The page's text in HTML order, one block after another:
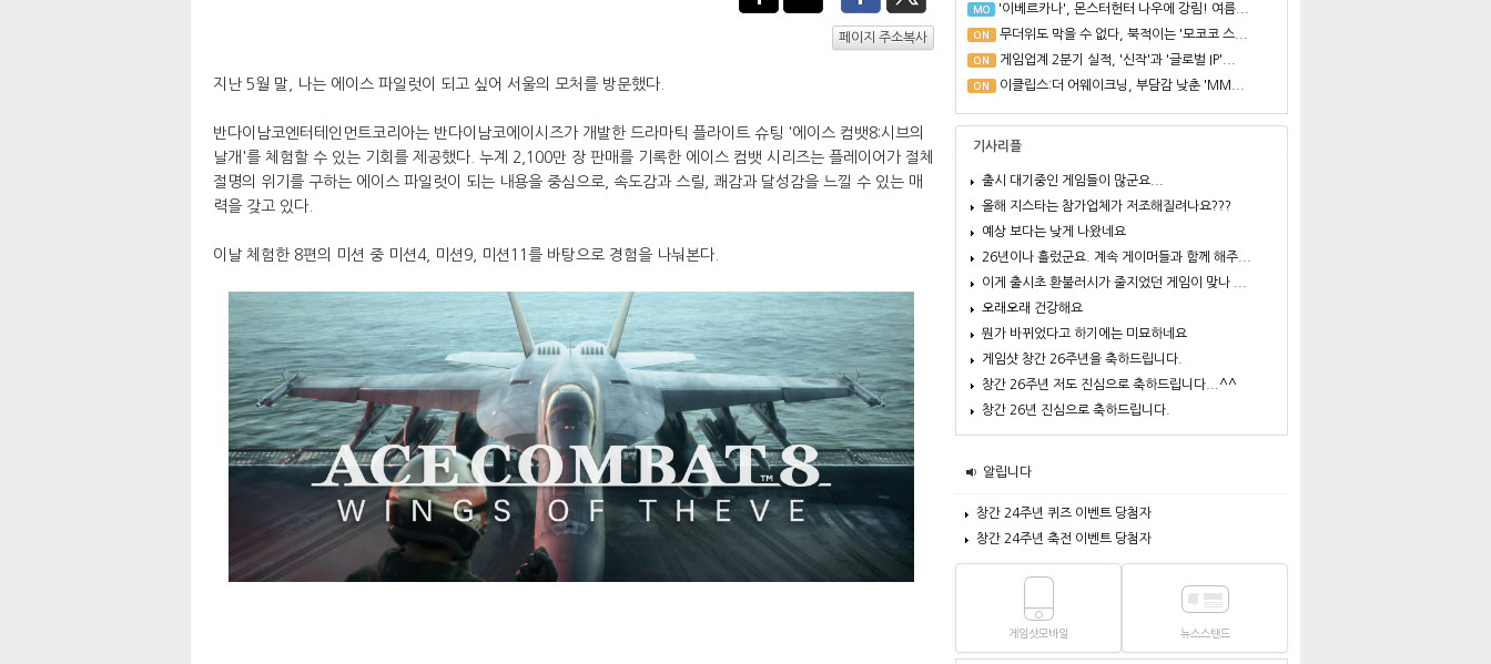
페이지 주소복사
지난 5월 말, 나는 에이스 파일럿이 되고 싶어 서울의 모처를 방문했다.
반다이남코엔터테인먼트코리아는 반다이남코에이시즈가 개발한 드라마틱 플라이트 슈팅 '에이스 컴뱃8:시브의
날개'를 체험할 수 있는 기회를 제공했다. 누계 2,100만 장 판매를 기록한 에이스 컴뱃 시리즈는 플레이어가 절체
절명의 위기를 구하는 에이스 파일럿이 되는 내용을 중심으로, 속도감과 스릴, 쾌감과 달성감을 느낄 수 있는 매
력을 갖고 있다.
이날 체험한 8편의 미션 중 미션4, 미션9, 미션11를 바탕으로 경험을 나눠본다.
MO '이베르카나', 몬스터헌터 나우에 강림! 여름...
ON 무더위도 막을 수 없다, 북적이는 '모코코 스...
ON 게임업계 2분기 실적, '신작'과 '글로벌 IP'...
ON 이클립스:더 어웨이크닝, 부담감 낮춘 'MM...
기사리플
출시 대기중인 게임들이 많군요...
올해 지스타는 참가업체가 저조해질려나요???
예상 보다는 낮게 나왔네요
26년이나 흘렀군요. 계속 게이머들과 함께 해주...
이게 출시초 환불러시가 줄지었던 게임이 맞나 ...
오래오래 건강해요
뭔가 바뀌었다고 하기에는 미묘하네요
게임샷 창간 26주년을 축하드립니다.
창간 26주년 저도 진심으로 축하드립니다...^^
창간 26년 진심으로 축하드립니다.
알립니다
창간 24주년 퀴즈 이벤트 당첨자
창간 24주년 축전 이벤트 당첨자
게임샷모바일 뉴스스탠드